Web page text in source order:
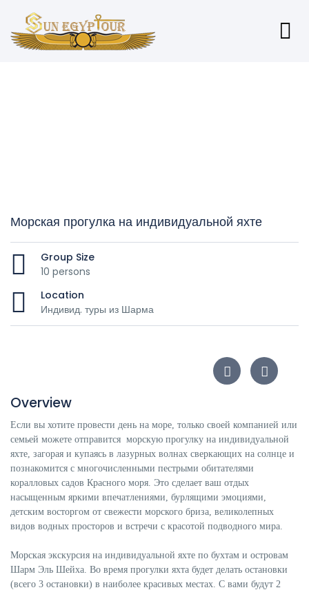
Морская прогулка на индивидуальной яхте
Group Size
10 persons
Location
Индивид. туры из Шарма
Overview
Если вы хотите провести день на море, только своей компанией или
семьей можете отправится морскую прогулку на индивидуальной
яхте, загорая и купаясь в лазурных волнах сверкающих на солнце и
познакомится с многочисленными пестрыми обитателями
коралловых садов Красного моря. Это сделает ваш отдых
насыщенным яркими впечатлениями, бурлящими эмоциями,
детским восторгом от свежести морского бриза, великолепных
видов водных просторов и встречи с красотой подводного мира.
Морская экскурсия на индивидуальной яхте по бухтам и островам
Шарм Эль Шейха. Во время прогулки яхта будет делать остановки
(всего 3 остановки) в наиболее красивых местах. С вами будут 2